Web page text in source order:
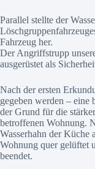
Parallel stellte der
Fahrzeug her.
Der Angriffstrupp
ausgerüstet als
Nach der ersten
gegeben werden – eine
der Grund für die
betroffenen Wohnung.
Wasserhahn der Küche
Wohnung quer gelüftet
beendet.